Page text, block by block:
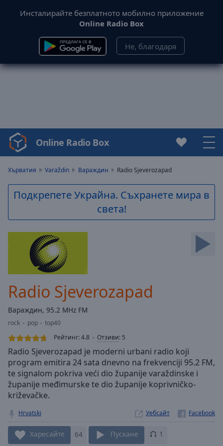
Инсталирайте безплатното мобилно приложение
Online Radio Box
Не, благодаря
Video
Player
Play
Video
Skip
Loaded:
0.00%
Stream
Type LIVE
live,
currently
behind
liveLIVE
Remaining
Time-
1x
Online Radio Box
Хърватия Varaždin Вараждин Radio Sjeverozapad
Подкрепете Украйна. Съхранете мира в
света!
Radio Sjeverozapad
Вараждин, 95.2 MHz FM
rock pop
top40
Рейтинг:4.8 Отзиви: 5
Radio Sjeverozapad je moderni urbani radio koji
program emitira 24 sata dnevno na frekvenciji 95.2 FM,
te signalom pokriva veći dio županije varaždinske i
županije međimurske te dio županije koprivničko-
križevačke.
Hrvatski Уебсайт
Харесайте 64 Пускане 1